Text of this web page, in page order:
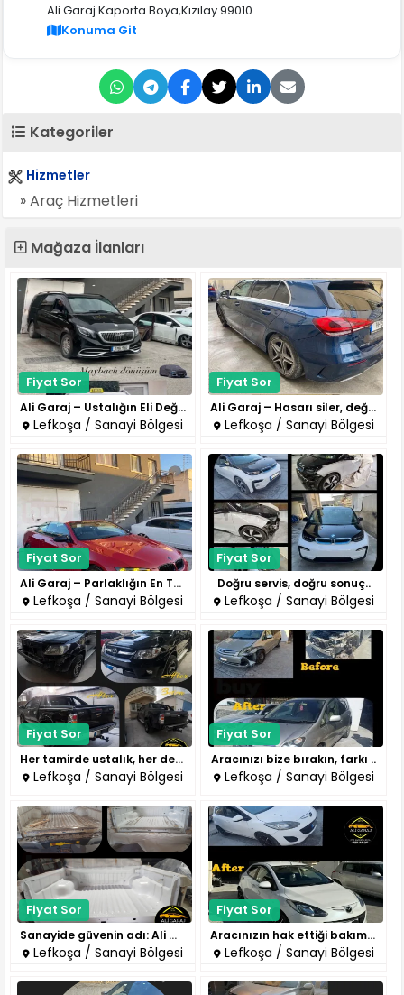
Ali Garaj Kaporta Boya,Kızılay 99010
Konuma Git
Kategoriler
Hizmetler
» Araç Hizmetleri
Mağaza İlanları
Fiyat Sor
Ali Garaj – Ustalığın Eli Değe..
Lefkoşa / Sanayi Bölgesi
Fiyat Sor
Ali Garaj – Hasarı siler, değe..
Lefkoşa / Sanayi Bölgesi
Fiyat Sor
Ali Garaj – Parlaklığın En Tem..
Lefkoşa / Sanayi Bölgesi
Fiyat Sor
Doğru servis, doğru sonuç..
Lefkoşa / Sanayi Bölgesi
Fiyat Sor
Her tamirde ustalık, her detay..
Lefkoşa / Sanayi Bölgesi
Fiyat Sor
Aracınızı bize bırakın, farkı ..
Lefkoşa / Sanayi Bölgesi
Fiyat Sor
Sanayide güvenin adı: Ali Gara..
Lefkoşa / Sanayi Bölgesi
Fiyat Sor
Aracınızın hak ettiği bakım bu..
Lefkoşa / Sanayi Bölgesi